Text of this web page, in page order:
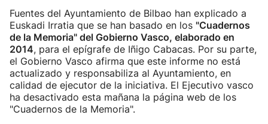
Fuentes del Ayuntamiento de Bilbao han explicado a
Euskadi Irratia que se han basado en los "Cuadernos
de la Memoria" del Gobierno Vasco, elaborado en
2014, para el epígrafe de Iñigo Cabacas. Por su parte,
el Gobierno Vasco afirma que este informe no está
actualizado y responsabiliza al Ayuntamiento, en
calidad de ejecutor de la iniciativa. El Ejecutivo vasco
ha desactivado esta mañana la página web de los
"Cuadernos de la Memoria".